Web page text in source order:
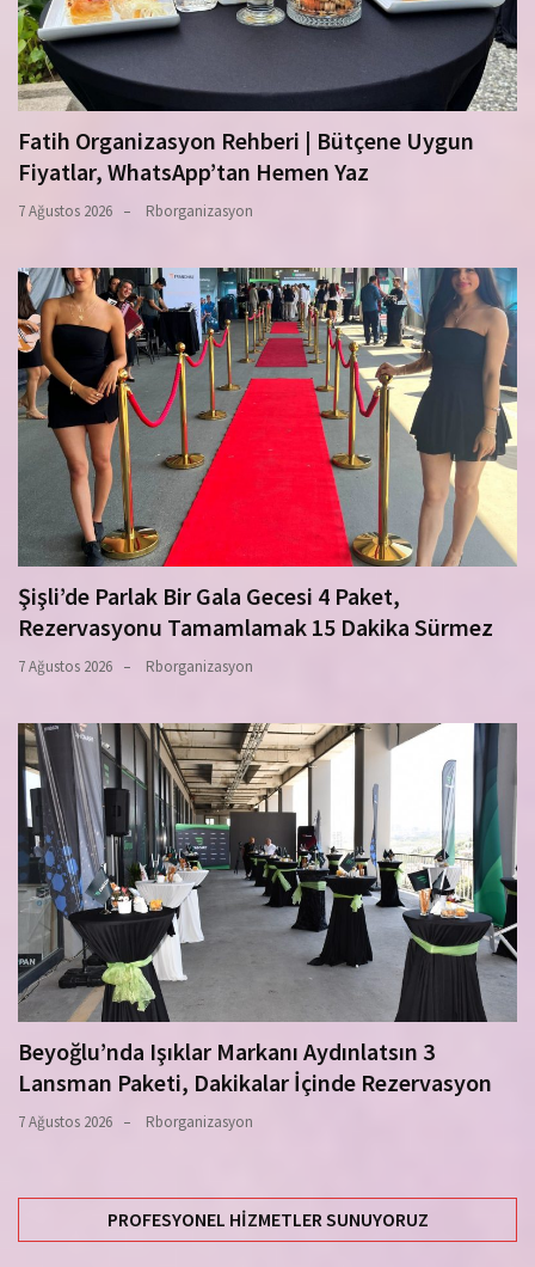
Fatih Organizasyon Rehberi | Bütçene Uygun
Fiyatlar, WhatsApp’tan Hemen Yaz
7 Ağustos 2026 Rborganizasyon
Şişli’de Parlak Bir Gala Gecesi 4 Paket,
Rezervasyonu Tamamlamak 15 Dakika Sürmez
7 Ağustos 2026 Rborganizasyon
Beyoğlu’nda Işıklar Markanı Aydınlatsın 3
Lansman Paketi, Dakikalar İçinde Rezervasyon
7 Ağustos 2026 Rborganizasyon
PROFESYONEL HIZMETLER SUNUYORUZ